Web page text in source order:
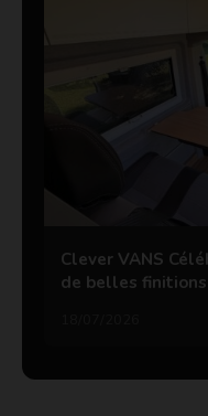
Clever VANS
de belles finitions